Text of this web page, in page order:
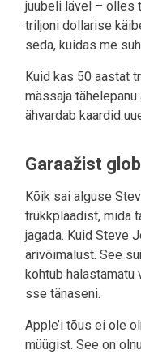
juubeli lävel – olles
triljoni dollarise
seda, kuidas me
Kuid kas 50 aastat
mässaja
ähvardab kaardid
Garaažist
Kõik sai alguse
trükkplaadist, mida
jagada. Kuid Steve
ärivõimalust. See
kohtub halastamatu
sse tänaseni.
Apple’i tõus ei ole
müügist. See on